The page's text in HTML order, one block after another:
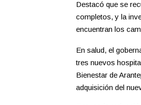
Destacó que se
completos, y la
encuentran los
En salud, el
tres nuevos
Bienestar de
adquisición del